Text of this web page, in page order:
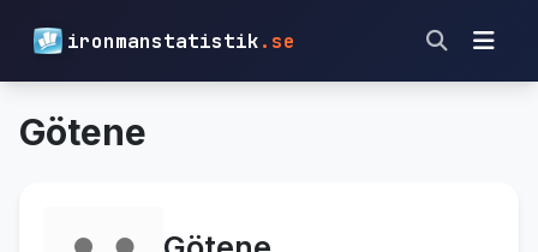
ironmanstatistik.se
Götene